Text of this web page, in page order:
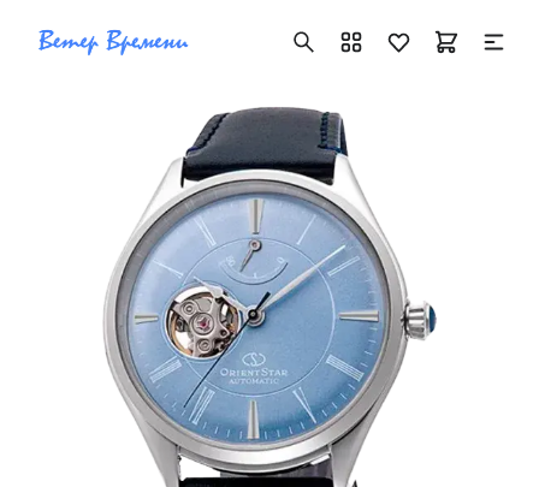
+7 ( 705 ) 181-42-50
info@vetervremeni.kz
Авторизация
Каталог
Мужские часы